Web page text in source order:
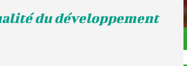
du développement